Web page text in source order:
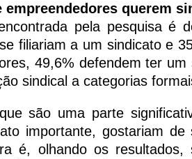
empreendedores querem
pela pesquisa é
filiariam a um sindicato e
49,6% defendem ter
sindical a categorias
são uma parte
importante, gostariam
é, olhando os